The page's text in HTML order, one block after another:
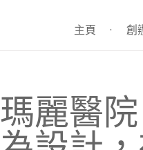
主頁 · 創
瑪麗醫